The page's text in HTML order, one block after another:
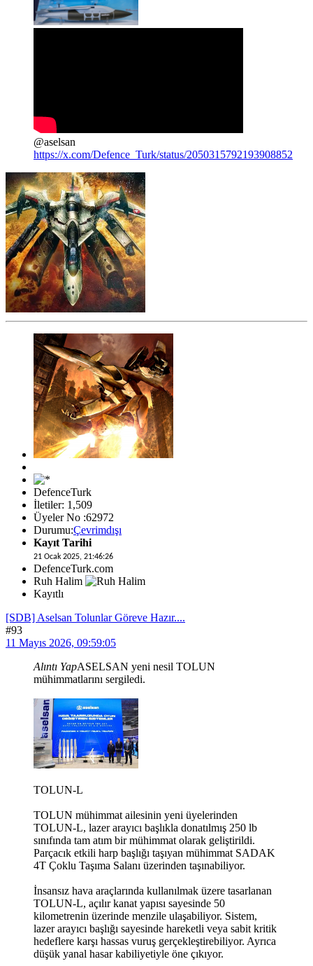
@aselsan
https://x.com/Defence_Turk/status/2050315792193908852
DefenceTurk
İletiler: 1,509
Üyeler No :62972
Durumu:Çevrimdışı
Kayıt Tarihi
21 Ocak 2025, 21:46:26
DefenceTurk.com
Ruh Halim
Kayıtlı
[SDB] Aselsan Tolunlar Göreve Hazır....
#93
11 Mayıs 2026, 09:59:05
Alıntı YapASELSAN yeni nesil TOLUN
mühimmatlarını sergiledi.
TOLUN-L
TOLUN mühimmat ailesinin yeni üyelerinden
TOLUN-L, lazer arayıcı başlıkla donatılmış 250 lb
sınıfında tam atım bir mühimmat olarak geliştirildi.
Parçacık etkili harp başlığı taşıyan mühimmat SADAK
4T Çoklu Taşıma Salanı üzerinden taşınabiliyor.
İnsansız hava araçlarında kullanılmak üzere tasarlanan
TOLUN-L, açılır kanat yapısı sayesinde 50
kilometrenin üzerinde menzile ulaşabiliyor. Sistem,
lazer arayıcı başlığı sayesinde hareketli veya sabit kritik
hedeflere karşı hassas vuruş gerçekleştirebiliyor. Ayrıca
düşük yanal hasar kabiliyetiyle öne çıkıyor.